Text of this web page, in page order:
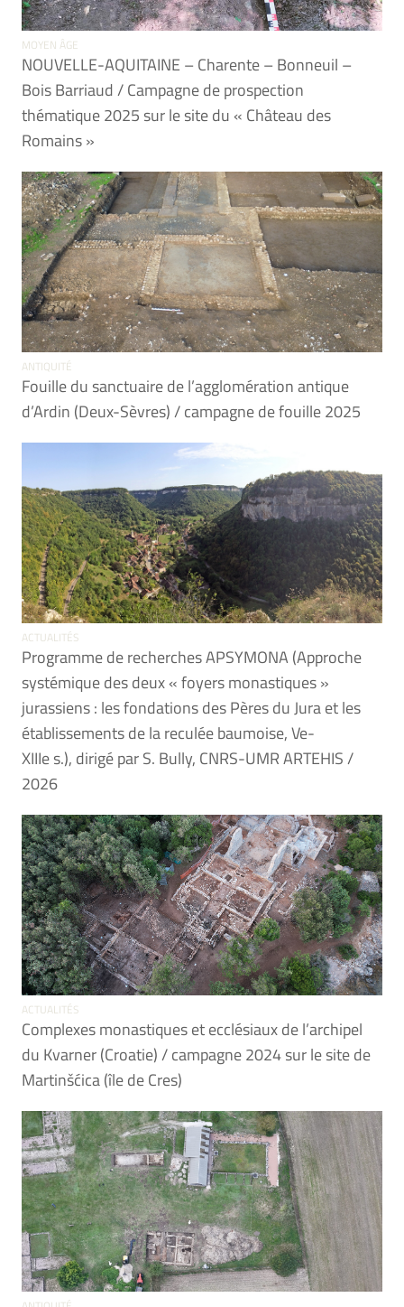
MOYEN ÂGE
NOUVELLE-AQUITAINE – Charente – Bonneuil –
Bois Barriaud / Campagne de prospection
thématique 2025 sur le site du « Château des
Romains »
ANTIQUITÉ
Fouille du sanctuaire de l’agglomération antique
d’Ardin (Deux-Sèvres) / campagne de fouille 2025
ACTUALITÉS
Programme de recherches APSYMONA (Approche
systémique des deux « foyers monastiques »
jurassiens : les fondations des Pères du Jura et les
établissements de la reculée baumoise, Ve-
XIIIe s.), dirigé par S. Bully, CNRS-UMR ARTEHIS /
2026
ACTUALITÉS
Complexes monastiques et ecclésiaux de l’archipel
du Kvarner (Croatie) / campagne 2024 sur le site de
Martinšćica (île de Cres)